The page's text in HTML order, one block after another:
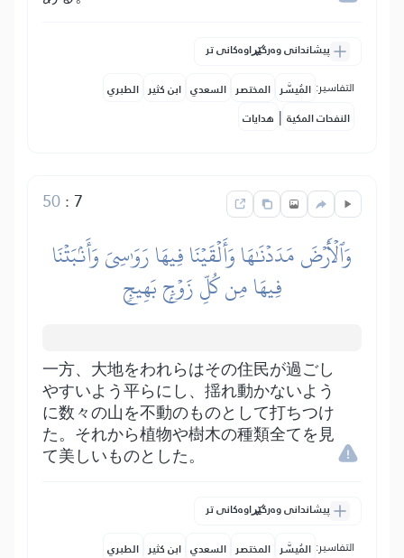
پیشاندانی وەرگێڕاوەکانی تر
التفاسير: المُيسَّر المختصر السعدي ابن كثير الطبري
النفحات المكية | هدايات
7
:
50
وَٱلۡأَرۡضَ مَدَدۡنَٰهَا وَأَلۡقَيۡنَا فِيهَا رَوَٰسِيَ وَأَنۢبَتۡنَا
فِيهَا مِن كُلِّ زَوۡجِۭ بَهِيجٖ
一方、大地をわれらはその住民が過ごし
やすいよう平らにし、揺れ動かないよう
に数々の山を不動のものとして打ちつけ
た。それから植物や樹木の種類全てを見
て美しいものとした。
پیشاندانی وەرگێڕاوەکانی تر
التفاسير: المُيسَّر المختصر السعدي ابن كثير الطبري